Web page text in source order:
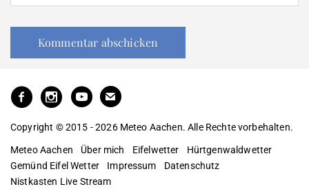
Copyright © 2015 - 2026 Meteo Aachen. Alle Rechte vorbehalten.
Meteo Aachen Über mich Eifelwetter
Hürtgenwaldwetter
Gemünd Eifel Wetter
Impressum
Datenschutz
Nistkasten Live Stream